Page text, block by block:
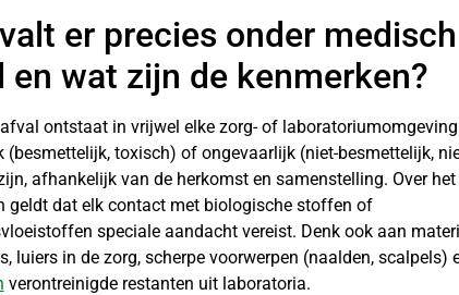
er precies onder medisch
en wat zijn de kenmerken?
ontstaat in vrijwel elke zorg- of
(besmettelijk, toxisch) of ongevaarlijk (niet-besmettelijk,
afhankelijk van de herkomst en samenstelling. Over het
geldt dat elk contact met biologische stoffen of
speciale aandacht vereist. Denk ook aan
luiers in de zorg, scherpe voorwerpen (naalden, scalpels)
verontreinigde restanten uit laboratoria.